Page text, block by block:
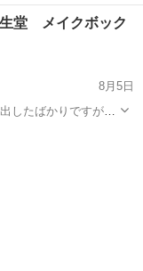
で使っているのでフ
ファスト
堂 メイクボック
8月5日